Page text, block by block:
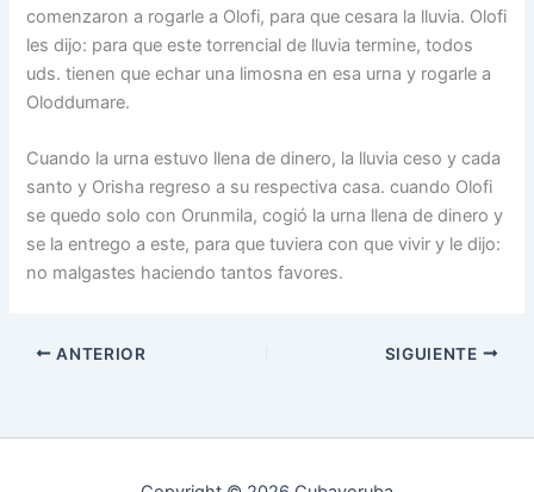
comenzaron a rogarle a Olofi, para que cesara la lluvia. Olofi
les dijo: para que este torrencial de lluvia termine, todos
uds. tienen que echar una limosna en esa urna y rogarle a
Oloddumare.
Cuando la urna estuvo llena de dinero, la lluvia ceso y cada
santo y Orisha regreso a su respectiva casa. cuando Olofi
se quedo solo con Orunmila, cogió la urna llena de dinero y
se la entrego a este, para que tuviera con que vivir y le dijo:
no malgastes haciendo tantos favores.
ANTERIOR SIGUIENTE